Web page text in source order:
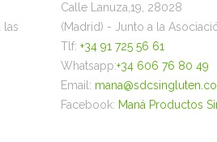
las
Calle Lanuza,19, 28028
(Madrid) - Junto a la
Tlf: +34 91 725 56 61
Whatsapp:+34 606 76 80 49
Email:
Facebook: Maná Productos